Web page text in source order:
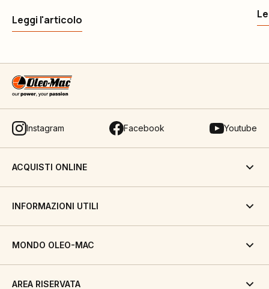
Leggi l'articolo
Instagram Facebook Youtube
ACQUISTI ONLINE
INFORMAZIONI UTILI
MONDO OLEO-MAC
AREA RISERVATA